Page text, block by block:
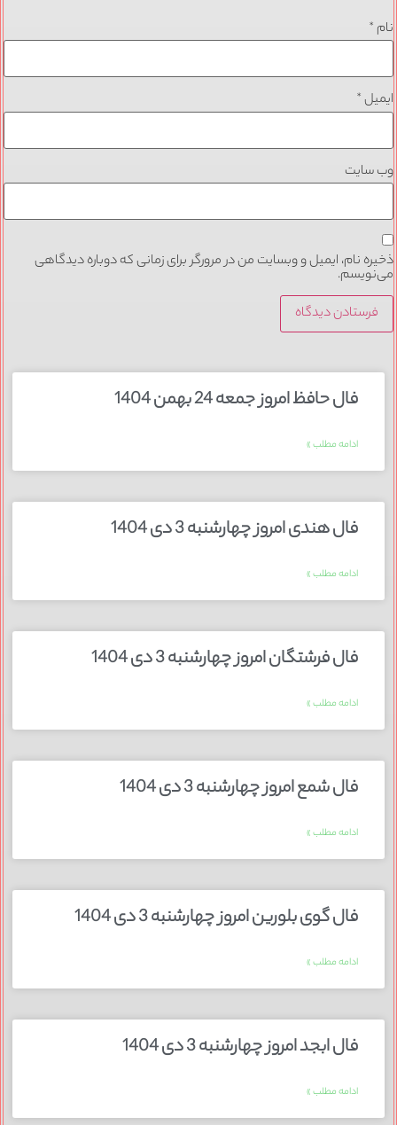
نام *
ایمیل*
وب‌ سایت
ذخیره نام، ایمیل و وبسایت من در مرورگر برای زمانی که دوباره دیدگاهی
می‌نویسم.
فال حافظ امروز جمعه 24 بهمن 1404
ادامه مطلب »
فال هندی امروز چهارشنبه 3 دی 1404
ادامه مطلب »
فال فرشتگان امروز چهارشنبه 3 دی 1404
ادامه مطلب »
فال شمع امروز چهارشنبه 3 دی 1404
ادامه مطلب »
فال گوی بلورین امروز چهارشنبه 3 دی 1404
ادامه مطلب »
فال ابجد امروز چهارشنبه 3 دی 1404
ادامه مطلب »